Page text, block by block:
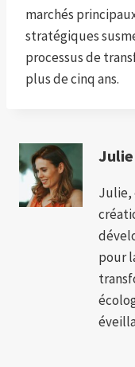
marchés
stratégiques
processus de
plus de cinq ans.
Julie
Julie,
pour